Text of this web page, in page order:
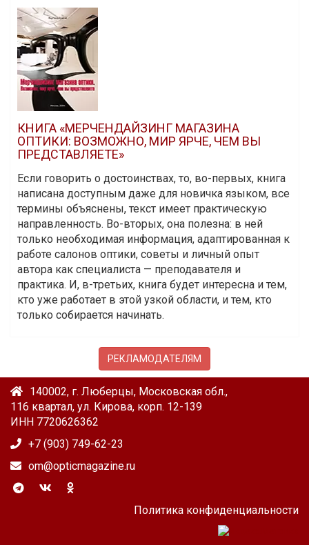
КНИГА «МЕРЧЕНДАЙЗИНГ МАГАЗИНА
ОПТИКИ: ВОЗМОЖНО, МИР ЯРЧЕ, ЧЕМ ВЫ
ПРЕДСТАВЛЯЕТЕ»
Если говорить о достоинствах, то, во-первых, книга
написана доступным даже для новичка языком, все
термины объяснены, текст имеет практическую
направленность. Во-вторых, она полезна: в ней
только необходимая информация, адаптированная к
работе салонов оптики, советы и личный опыт
автора как специалиста — преподавателя и
практика. И, в-третьих, книга будет интересна и тем,
кто уже работает в этой узкой области, и тем, кто
только собирается начинать.
РЕКЛАМОДАТЕЛЯМ
140002, г. Люберцы, Московская обл.,
116 квартал, ул. Кирова, корп. 12-139
ИНН 7720626362
+7 (903) 749-62-23
om@opticmagazine.ru
Политика конфиденциальности